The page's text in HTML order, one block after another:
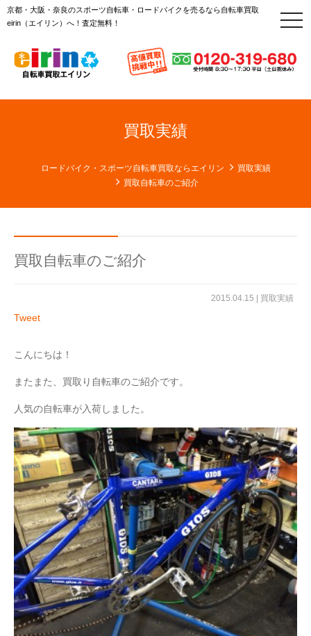
京都・大阪・奈良のスポーツ自転車・ロードバイクを売るなら自転車買取
eirin（エイリン）へ！査定無料！
t
o
l
e
v
買取実績
ロードバイク・スポーツ自転車買取ならエイリン
買取実績
買取自転車のご紹介
買取自転車のご紹介
2015.04.15 | 買取実績
Tweet
こんにちは！
またまた、買取り自転車のご紹介です。
人気の自転車が入荷しました。